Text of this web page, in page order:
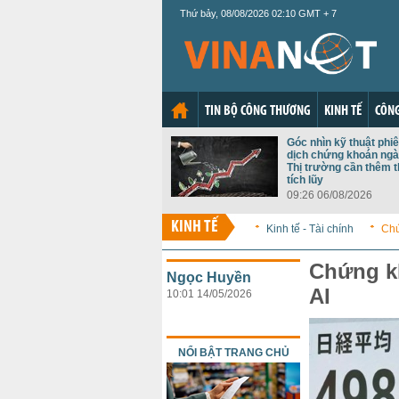
Thứ bảy, 08/08/2026 02:10 GMT + 7
TIN BỘ CÔNG THƯƠNG KINH TẾ
Góc nhìn kỹ thuật
dịch chứng khoán
Thị trường cần thêm
tích lũy
09:26 06/08/2026
KINH TẾ Kinh tế - Tài chính
Chứng
AI
Ngọc Huyền
10:01 14/05/2026
NỔI BẬT TRANG CHỦ